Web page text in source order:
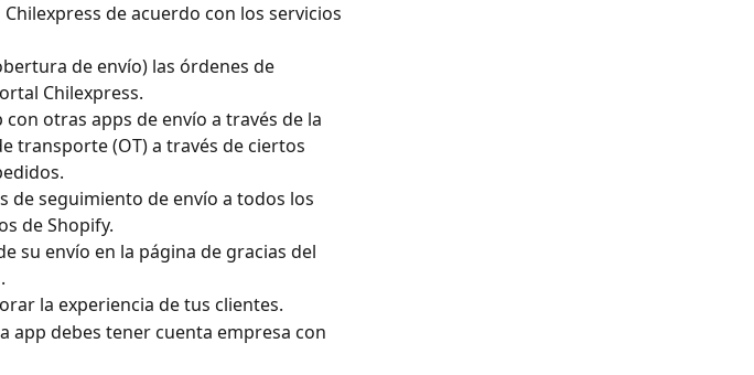
de acuerdo con los servicios
de envío) las órdenes de
Chilexpress.
otras apps de envío a través de la
transporte (OT) a través de ciertos
de seguimiento de envío a todos los
de Shopify.
su envío en la página de gracias del
la experiencia de tus clientes.
app debes tener cuenta empresa con